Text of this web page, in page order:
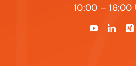
10:00 – 16:00